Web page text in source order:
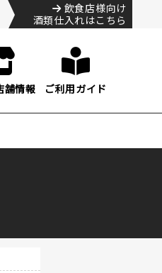
飲食店様向け
酒類仕入れはこちら
舗情報 ご利用ガイド